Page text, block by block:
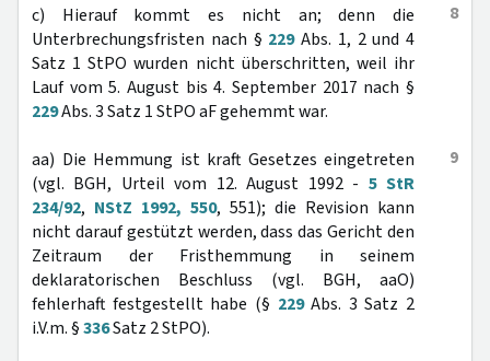
8
c) Hierauf kommt es nicht an; denn die
Unterbrechungsfristen nach § 229Abs. 1, 2 und 4
Satz 1 StPO wurden nicht überschritten, weil ihr
Lauf vom 5. August bis 4. September 2017 nach §
229Abs. 3 Satz 1 StPO aF gehemmt war.
9
aa) Die Hemmung ist kraft Gesetzes eingetreten
(vgl. BGH, Urteil vom 12. August 1992 - 5 StR
234/92, NStZ 1992, 550, 551); die Revision kann
nicht darauf gestützt werden, dass das Gericht den
Zeitraum der Fristhemmung in seinem
deklaratorischen Beschluss (vgl. BGH, aaO)
fehlerhaft festgestellt habe (§ 229Abs. 3 Satz 2
i.V.m. §336Satz 2 StPO).